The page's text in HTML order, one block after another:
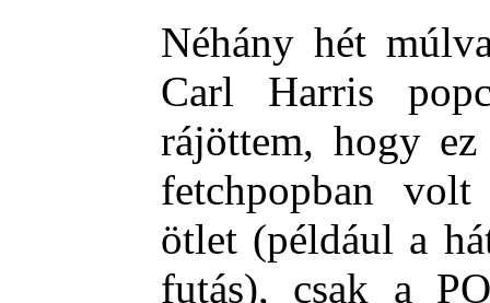
Néhány hét
Carl Harris
rájöttem, hogy
fetchpopban
ötlet (például a
futás), csak a